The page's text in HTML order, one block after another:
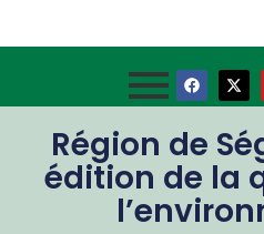
Région de
édition de la